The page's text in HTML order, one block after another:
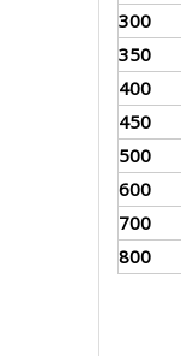
300
350
400
450
500
600
700
800